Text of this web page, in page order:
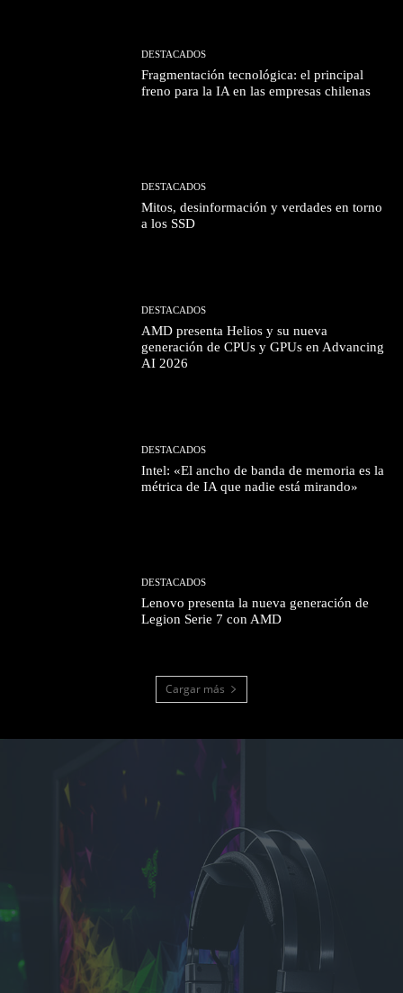
DESTACADOS
Fragmentación tecnológica: el principal
freno para la IA en las empresas chilenas
DESTACADOS
Mitos, desinformación y verdades en torno
a los SSD
DESTACADOS
AMD presenta Helios y su nueva
generación de CPUs y GPUs en Advancing
AI 2026
DESTACADOS
Intel: «El ancho de banda de memoria es la
métrica de IA que nadie está mirando»
DESTACADOS
Lenovo presenta la nueva generación de
Legion Serie 7 con AMD
Cargar más